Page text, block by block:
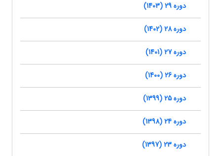
دوره 29 (1403)
دوره 28 (1402)
دوره 27 (1401)
دوره 26 (1400)
دوره 25 (1399)
دوره 24 (1398)
دوره 23 (1397)